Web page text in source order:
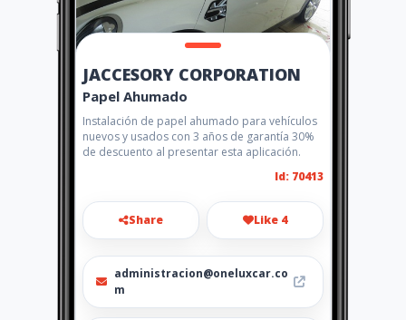
JACCESORY CORPORATION
Papel Ahumado
Instalación de papel ahumado para vehículos
nuevos y usados con 3 años de garantía 30%
de descuento al presentar esta aplicación.
Id: 70413
Share Like 4
administracion@oneluxcar.co
m